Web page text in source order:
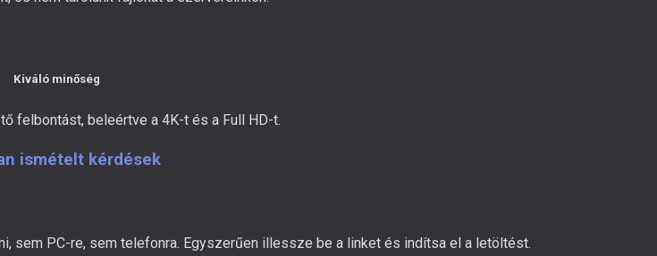
Kiváló minőség
felbontást, beleértve a 4K-t és a Full HD-t.
ismételt kérdések
sem PC-re, sem telefonra. Egyszerűen illessze be a linket és indítsa el a letöltést.